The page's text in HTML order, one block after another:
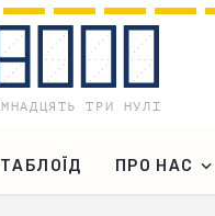
ТАБЛОЇД ПРО НАС